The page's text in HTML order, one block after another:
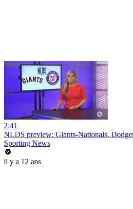
2:41
NLDS preview: Giants-Nationals,
Sporting News
il y a 12 ans